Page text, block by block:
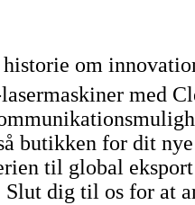
om
med
butikken for dit
til global
dig til os for at